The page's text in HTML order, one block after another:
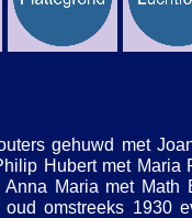
gehuwd met
Hubert met
Maria met Math
omstreeks 1930